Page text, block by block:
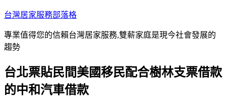
跳
主
要
容
台灣居家服務部落格
專業值得您的信賴台灣居家服務,雙薪家庭是現今社會發展的
趨勢
台北票貼民間美國移民配合樹林支票借款
的中和汽車借款